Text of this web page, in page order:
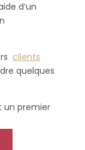
d’un
clients
quelques
un premier